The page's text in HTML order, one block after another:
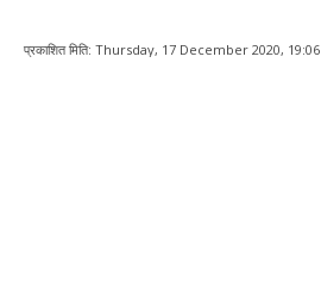
प्रकाशित मिति: Thursday, 17 December 2020, 19:06